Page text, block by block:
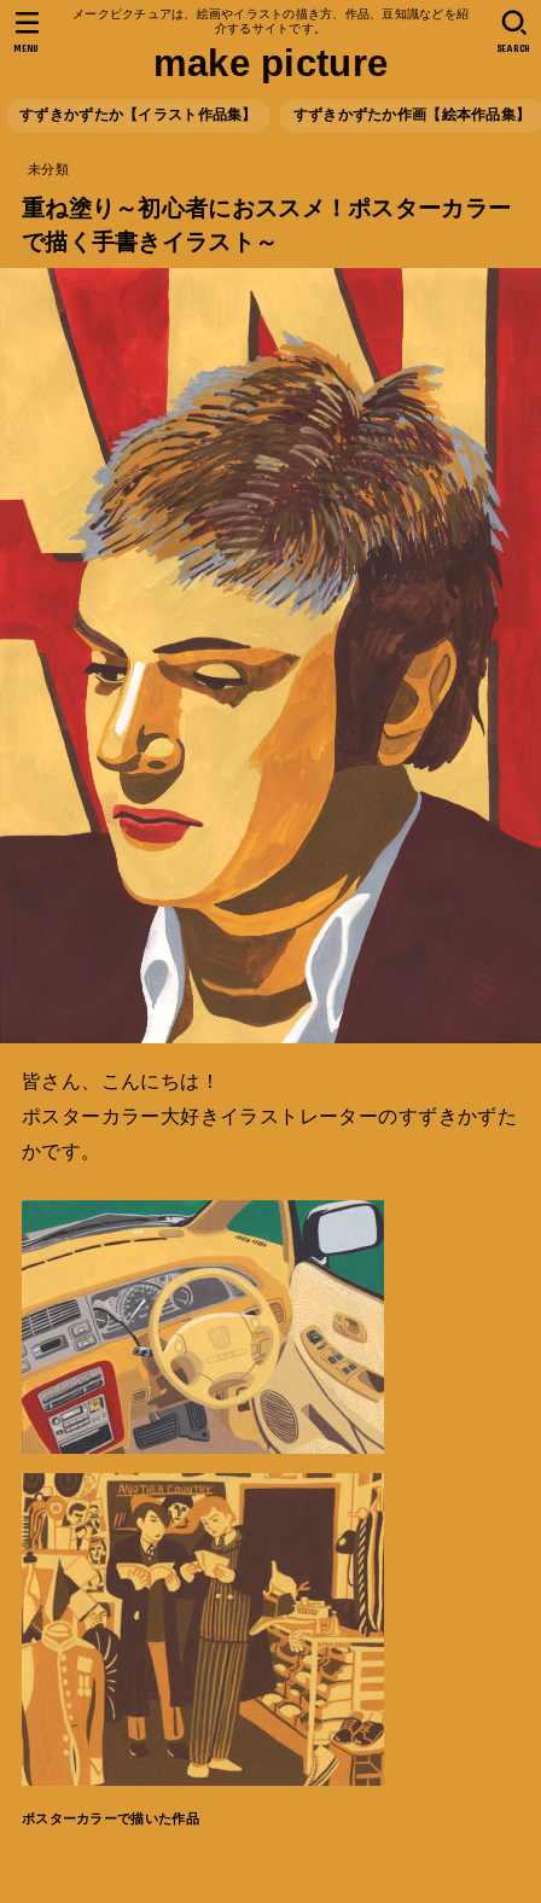
メークピクチュアは、絵画やイラストの描き方、作品、豆知識などを紹
介するサイトです。
make picture
すずきかずたか【イラスト作品集】 すずきかずたか作画【絵本作品集】
SEARCH
MENU
未分類
重ね塗り～初心者におススメ！ポスターカラー
で描く手書きイラスト～
皆さん、こんにちは！
ポスターカラー大好きイラストレーターのすずきかずた
かです。
ポスターカラーで描いた作品